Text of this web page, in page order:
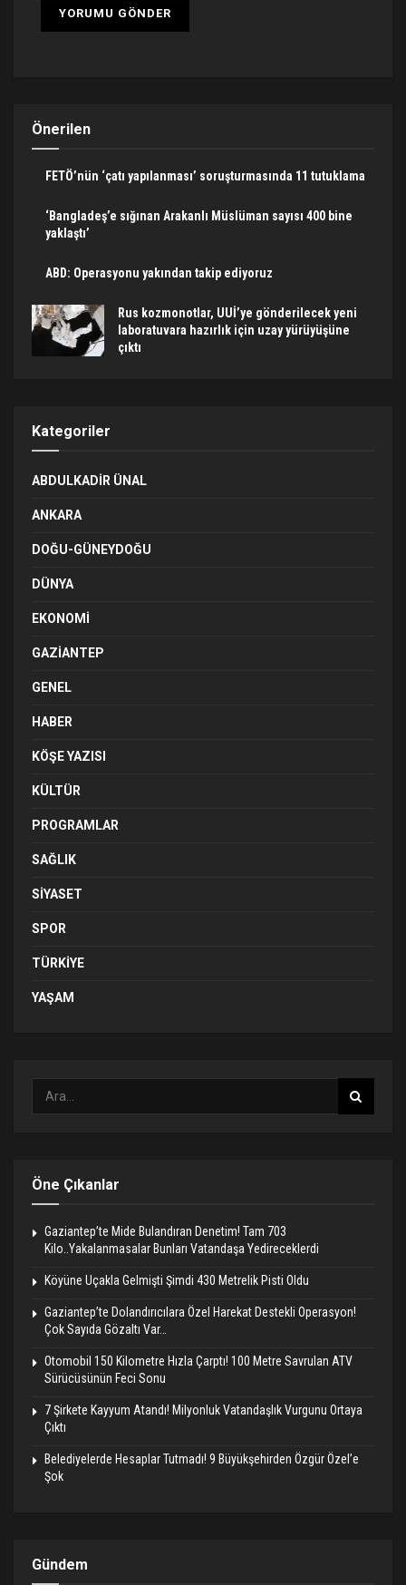
Önerilen
FETÖ’nün ‘çatı yapılanması’ soruşturmasında 11 tutuklama
‘Bangladeş’e sığınan Arakanlı Müslüman sayısı 400 bine
yaklaştı’
ABD: Operasyonu yakından takip ediyoruz
Rus kozmonotlar, UUİ’ye gönderilecek yeni
laboratuvara hazırlık için uzay yürüyüşüne
çıktı
Kategoriler
ABDULKADIR ÜNAL
ANKARA
DOĞU-GÜNEYDOĞU
DÜNYA
EKONOMI
GAZIANTEP
GENEL
HABER
KÖŞE YAZISI
KÜLTÜR
PROGRAMLAR
SAĞLIK
SIYASET
SPOR
TÜRKIYE
YAŞAM
Öne Çıkanlar
Gaziantep’te Mide Bulandıran Denetim! Tam 703
Kilo..Yakalanmasalar Bunları Vatandaşa Yedireceklerdi
Köyüne Uçakla Gelmişti Şimdi 430 Metrelik Pisti Oldu
Gaziantep’te Dolandırıcılara Özel Harekat Destekli Operasyon!
Çok Sayıda Gözaltı Var…
Otomobil 150 Kilometre Hızla Çarptı! 100 Metre Savrulan ATV
Sürücüsünün Feci Sonu
7 Şirkete Kayyum Atandı! Milyonluk Vatandaşlık Vurgunu Ortaya
Çıktı
Belediyelerde Hesaplar Tutmadı! 9 Büyükşehirden Özgür Özel’e
Şok
Gündem